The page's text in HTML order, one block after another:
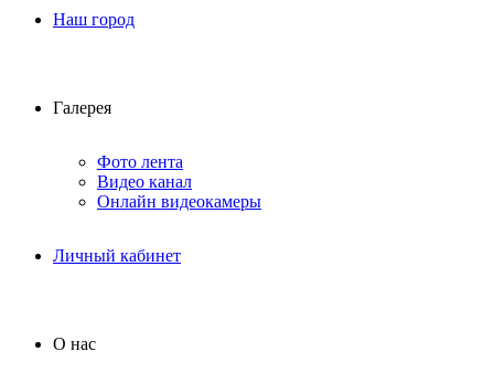
Наш город
Галерея
Фото лента
Видео канал
Онлайн видеокамеры
Личный кабинет
О нас